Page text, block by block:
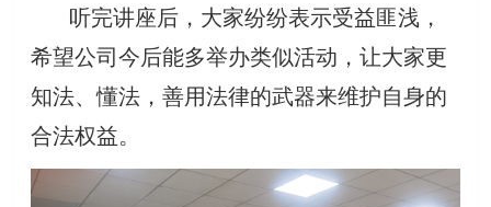
听完讲座后，大家纷纷表示受益匪浅，
希望公司今后能多举办类似活动，让大家更
知法、懂法，善用法律的武器来维护自身的
合法权益。